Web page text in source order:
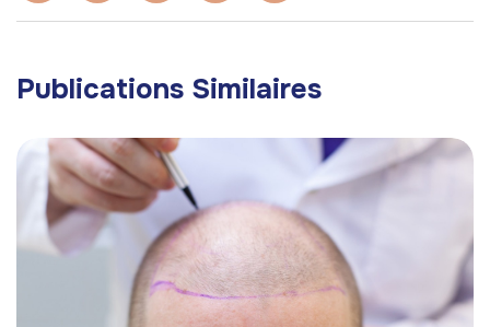
Publications Similaires